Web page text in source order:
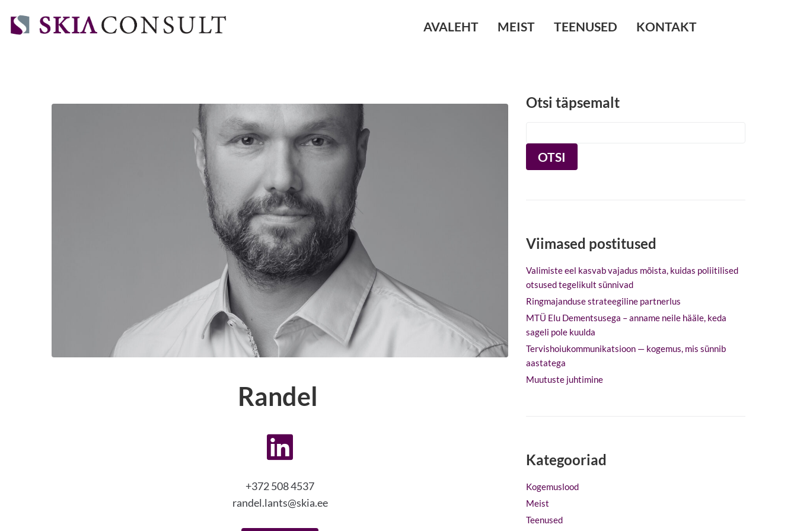
AVALEHT MEIST TEENUSED KONTAKT
Randel
+372 508 4537
randel.lants@skia.ee
Otsi täpsemalt
OTSI
Viimased postitused
Valimiste eel kasvab vajadus mõista, kuidas poliitilised
otsused tegelikult sünnivad
Ringmajanduse strateegiline partnerlus
MTÜ Elu Dementsusega – anname neile hääle, keda
sageli pole kuulda
Tervishoiukommunikatsioon — kogemus, mis sünnib
aastatega
Muutuste juhtimine
Kategooriad
Kogemuslood
Meist
Teenused